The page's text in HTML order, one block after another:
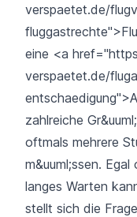
verspaetet.de/
eine <a
verspaetet.de/
zahlreiche
oftmals mehrere
m&uuml;ssen.
langes Warten
stellt sich die